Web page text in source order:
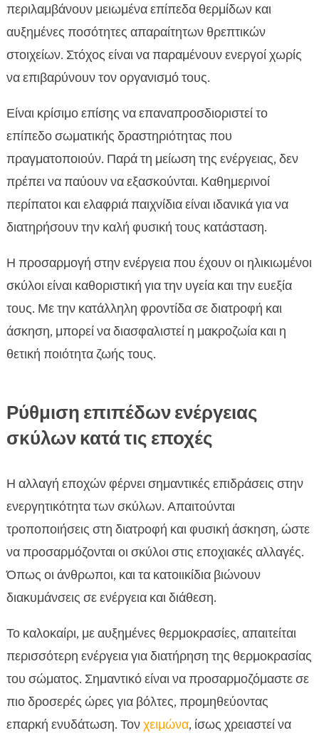
περιλαμβάνουν μειωμένα επίπεδα θερμίδων και
αυξημένες ποσότητες απαραίτητων θρεπτικών
στοιχείων. Στόχος είναι να παραμένουν ενεργοί χωρίς
να επιβαρύνουν τον οργανισμό τους.
Είναι κρίσιμο επίσης να επαναπροσδιοριστεί το
επίπεδο σωματικής δραστηριότητας που
πραγματοποιούν. Παρά τη μείωση της ενέργειας, δεν
πρέπει να παύουν να εξασκούνται. Καθημερινοί
περίπατοι και ελαφριά παιχνίδια είναι ιδανικά για να
διατηρήσουν την καλή φυσική τους κατάσταση.
Η προσαρμογή στην ενέργεια που έχουν οι ηλικιωμένοι
σκύλοι είναι καθοριστική για την υγεία και την ευεξία
τους. Με την κατάλληλη φροντίδα σε διατροφή και
άσκηση, μπορεί να διασφαλιστεί η μακροζωία και η
θετική ποιότητα ζωής τους.
Ρύθμιση επιπέδων ενέργειας
σκύλων κατά τις εποχές
Η αλλαγή εποχών φέρνει σημαντικές επιδράσεις στην
ενεργητικότητα των σκύλων. Απαιτούνται
τροποποιήσεις στη διατροφή και φυσική άσκηση, ώστε
να προσαρμόζονται οι σκύλοι στις εποχιακές αλλαγές.
Όπως οι άνθρωποι, και τα κατοιικίδια βιώνουν
διακυμάνσεις σε ενέργεια και διάθεση.
Το καλοκαίρι, με αυξημένες θερμοκρασίες, απαιτείται
περισσότερη ενέργεια για διατήρηση της θερμοκρασίας
του σώματος. Σημαντικό είναι να προσαρμοζόμαστε σε
πιο δροσερές ώρες για βόλτες, προμηθεύοντας
επαρκή ενυδάτωση. Τονχειμώνα, ίσως χρειαστεί να